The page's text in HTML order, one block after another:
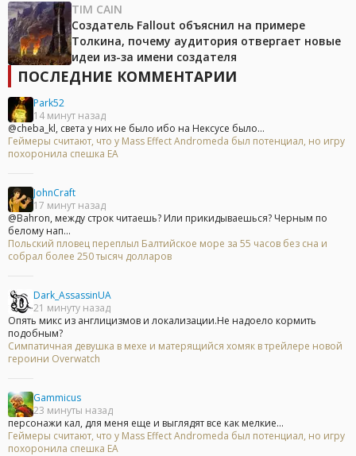
TIM CAIN
Создатель Fallout объяснил на примере
Толкина, почему аудитория отвергает новые
идеи из-за имени создателя
ПОСЛЕДНИЕ КОММЕНТАРИИ
Park52
14 минут назад
@cheba_kl, света у них не было ибо на Нексусе было...
Геймеры считают, что у Mass Effect Andromeda был потенциал, но игру
похоронила спешка EA
JohnCraft
17 минут назад
@Bahron, между строк читаешь? Или прикидываешься? Черным по
белому нап...
Польский пловец переплыл Балтийское море за 55 часов без сна и
собрал более 250 тысяч долларов
Dark_AssassinUA
21 минуту назад
Опять микс из англицизмов и локализации.Не надоело кормить
подобным?
Симпатичная девушка в мехе и матерящийся хомяк в трейлере новой
героини Overwatch
Gammicus
23 минуты назад
персонажи кал, для меня еще и выглядят все как мелкие...
Геймеры считают, что у Mass Effect Andromeda был потенциал, но игру
похоронила спешка EA